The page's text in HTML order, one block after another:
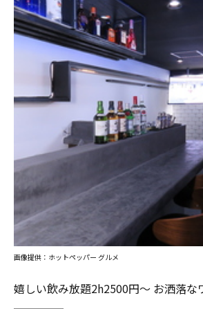
嬉しい飲み放題2h2500円～ お洒落な
画像提供：ホットペッパー グルメ